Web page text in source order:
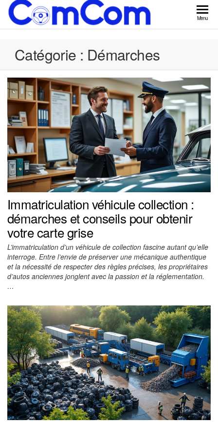
Skip
ComCom
Menu
Catégorie : Démarches
Immatriculation véhicule collection :
démarches et conseils pour obtenir
votre carte grise
L’immatriculation d’un véhicule de collection fascine autant qu’elle
interroge. Entre l’envie de préserver une mécanique authentique
et la nécessité de respecter des règles précises, les propriétaires
d’autos anciennes jonglent avec la passion et la réglementation.
…